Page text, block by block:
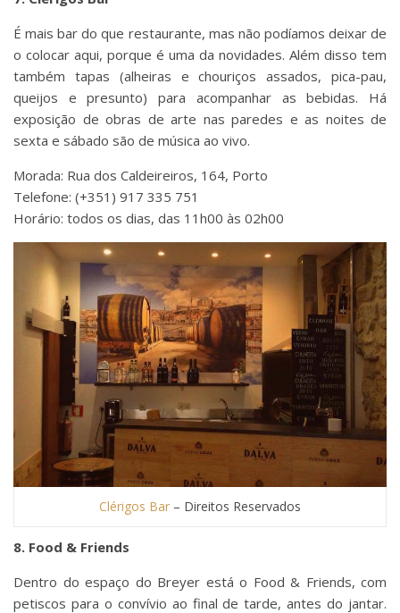
É mais bar do que restaurante, mas não podíamos deixar de
o colocar aqui, porque é uma da novidades. Além disso tem
também tapas (alheiras e chouriços assados, pica-pau,
queijos e presunto) para acompanhar as bebidas. Há
exposição de obras de arte nas paredes e as noites de
sexta e sábado são de música ao vivo.
Morada: Rua dos Caldeireiros, 164, Porto
Telefone: (+351) 917 335 751
Horário: todos os dias, das 11h00 às 02h00
Clérigos Bar – Direitos Reservados
8. Food & Friends
Dentro do espaço do Breyer está o Food & Friends, com
petiscos para o convívio ao final de tarde, antes do jantar.